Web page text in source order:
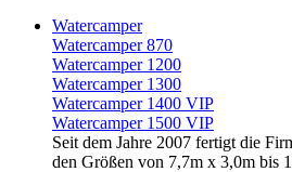
Watercamper
Watercamper 870
Watercamper 1200
Watercamper 1300
Watercamper 1400 VIP
Watercamper 1500 VIP
Seit dem Jahre 2007 fertigt die
den Größen von 7,7m x 3,0m bis